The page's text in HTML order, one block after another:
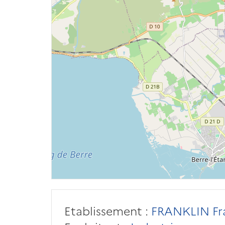
Etablissement : FRANKLIN